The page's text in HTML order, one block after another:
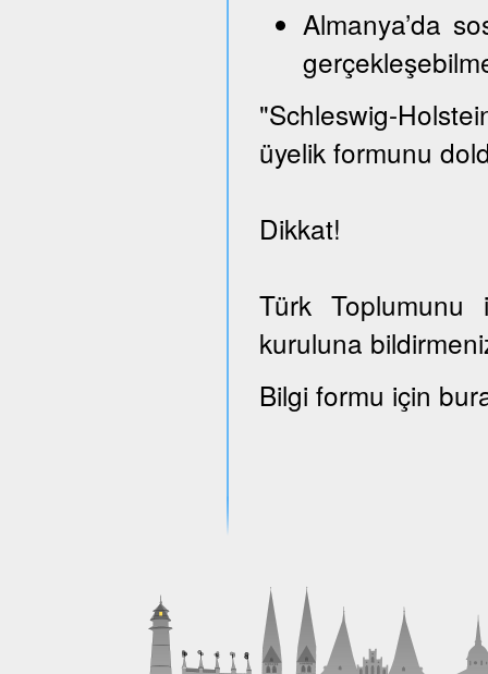
Almanya’da
"Schleswig-
üyelik formunu
Dikkat!
Türk
kuruluna
Bilgi formu için